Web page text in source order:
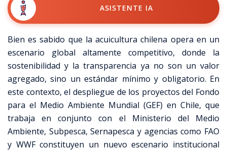
ASISTENTE IA
Bien es sabido que la acuicultura chilena opera en un
escenario global altamente competitivo, donde la
sostenibilidad y la transparencia ya no son un valor
agregado, sino un estándar mínimo y obligatorio. En
este contexto, el despliegue de los proyectos del Fondo
para el Medio Ambiente Mundial (GEF) en Chile, que
trabaja en conjunto con el Ministerio del Medio
Ambiente, Subpesca, Sernapesca y agencias como FAO
y WWF constituyen un nuevo escenario institucional